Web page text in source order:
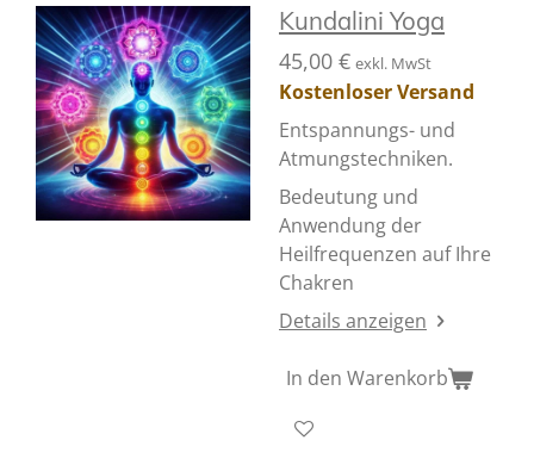
Kundalini Yoga
45,00 € exkl. MwSt
Kostenloser Versand
Entspannungs- und
Atmungstechniken.
Bedeutung und
Anwendung der
Heilfrequenzen auf Ihre
Chakren
Details anzeigen
In den Warenkorb